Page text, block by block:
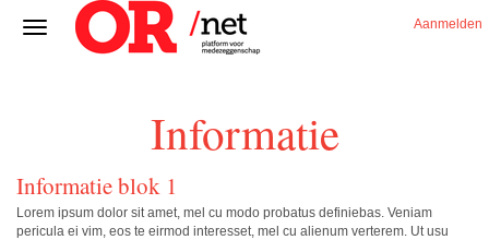
Aanmelden
Informatie
Informatie blok 1
Lorem ipsum dolor sit amet, mel cu modo probatus definiebas. Veniam
pericula ei vim, eos te eirmod interesset, mel cu alienum verterem. Ut usu